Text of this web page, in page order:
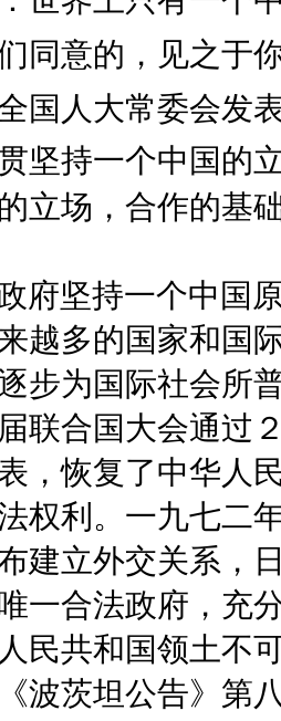
同意的，见之于
国人大常委会发
坚持一个中国的
立场，合作的基础
府坚持一个中国
越多的国家和国
步为国际社会所
联合国大会通过
，恢复了中华人
权利。一九七二
建立外交关系，
一合法政府，充
民共和国领土不
波茨坦公告》第